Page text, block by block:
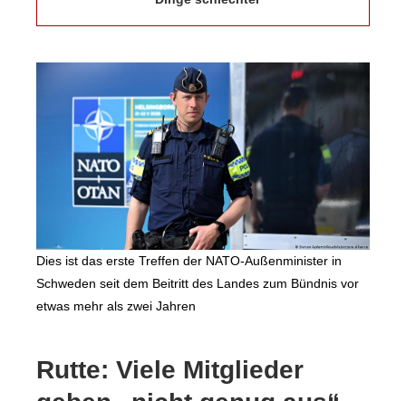
Dies ist das erste Treffen der NATO-Außenminister in
Schweden seit dem Beitritt des Landes zum Bündnis vor
etwas mehr als zwei Jahren
Rutte: Viele Mitglieder